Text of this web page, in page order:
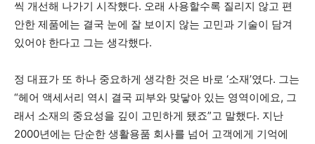
씩 개선해 나가기 시작했다. 오래 사용할수록 질리지 않고 편
안한 제품에는 결국 눈에 잘 보이지 않는 고민과 기술이 담겨
있어야 한다고 그는 생각했다.
정 대표가 또 하나 중요하게 생각한 것은 바로 ‘소재’였다. 그는
“헤어 액세서리 역시 결국 피부와 맞닿아 있는 영역이에요, 그
래서 소재의 중요성을 깊이 고민하게 됐죠”고 말했다. 지난
2000년에는 단순한 생활용품 회사를 넘어 고객에게 기억에